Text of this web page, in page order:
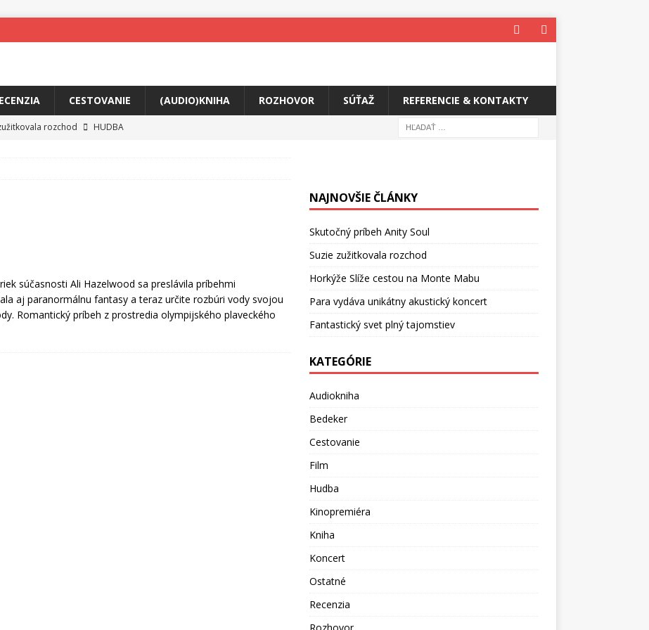
CESTOVANIE (AUDIO)KNIHA ROZHOVOR SÚŤAŽ REFERENCIE & KONTAKTY
rozchod
HUDBA
4 živly prepojí generácie
súčasnosti Ali Hazelwood sa preslávila príbehmi
aj paranormálnu fantasy a teraz určite rozbúri vody svojou
Romantický príbeh z prostredia olympijského plaveckého
NAJNOVŠIE ČLÁNKY
Skutočný príbeh Anity Soul
Suzie zužitkovala rozchod
Horkýže Slíže cestou na Monte Mabu
Para vydáva unikátny akustický koncert
Fantastický svet plný tajomstiev
KATEGÓRIE
Audiokniha
Bedeker
Cestovanie
Film
Hudba
Kinopremiéra
Kniha
Koncert
Ostatné
Recenzia